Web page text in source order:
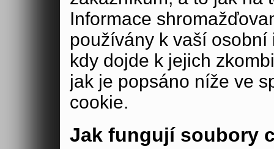
Informace
používány k vaší
kdy dojde k jejich
jak je popsáno níže ve
cookie.
Jak fungují soubory